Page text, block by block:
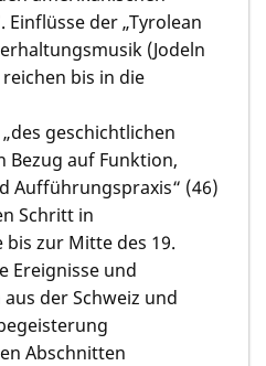
Einflüsse der „Tyrolean
(Jodeln
bis in die
geschichtlichen
Bezug auf Funktion,
Aufführungspraxis“ (46)
Schritt in
zur Mitte des 19.
Ereignisse und
der Schweiz und
Abschnitten